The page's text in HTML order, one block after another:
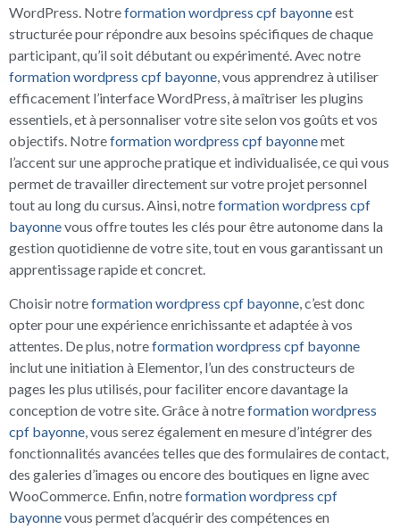
WordPress. Notreformation wordpress cpf bayonneest
structurée pour répondre aux besoins spécifiques de chaque
participant, qu’il soit débutant ou expérimenté. Avec notre
formation wordpress cpf bayonne, vous apprendrez à utiliser
efficacement l’interface WordPress, à maîtriser les plugins
essentiels, et à personnaliser votre site selon vos goûts et vos
objectifs. Notreformation wordpress cpf bayonnemet
l’accent sur une approche pratique et individualisée, ce qui vous
permet de travailler directement sur votre projet personnel
tout au long du cursus. Ainsi, notreformation wordpress cpf
bayonnevous offre toutes les clés pour être autonome dans la
gestion quotidienne de votre site, tout en vous garantissant un
apprentissage rapide et concret.
Choisir notreformation wordpress cpf bayonne, c’est donc
opter pour une expérience enrichissante et adaptée à vos
attentes. De plus, notreformation wordpress cpf bayonne
inclut une initiation à Elementor, l’un des constructeurs de
pages les plus utilisés, pour faciliter encore davantage la
conception de votre site. Grâce à notreformation wordpress
cpf bayonne, vous serez également en mesure d’intégrer des
fonctionnalités avancées telles que des formulaires de contact,
des galeries d’images ou encore des boutiques en ligne avec
WooCommerce. Enfin, notreformation wordpress cpf
bayonnevous permet d’acquérir des compétences en